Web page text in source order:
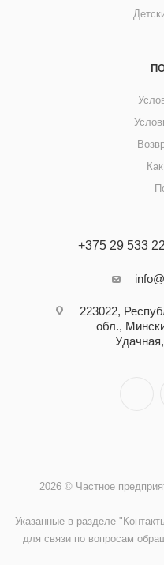
+375 29 533
223022,
обл.,
2026 © Частное
Указанные в разделе
для связи по вопросам